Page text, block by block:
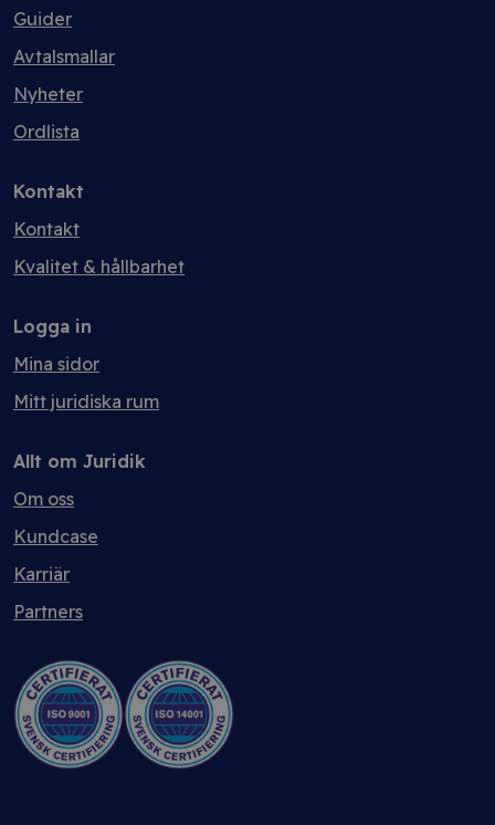
Guider
Avtalsmallar
Nyheter
Ordlista
Kontakt
Kontakt
Kvalitet & hållbarhet
Logga in
Mina sidor
Mitt juridiska rum
Allt om Juridik
Om oss
Kundcase
Karriär
Partners